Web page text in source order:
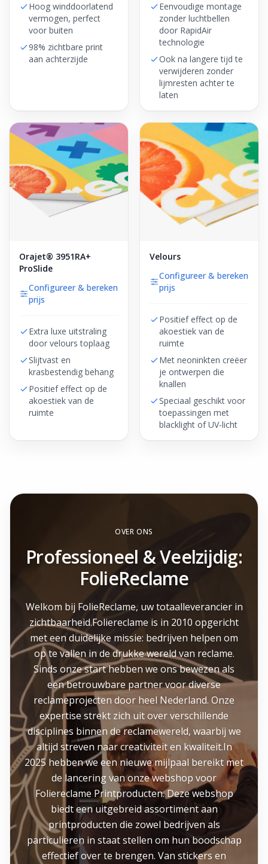
Hoog winddoorlatend
vermogen, perfect
voor buiten
98% zichtbare print
aan achterzijde
Eenvoudige montage
zonder luchtbellen
door RapidAir
technologie
Ook na langere tijd te
verwijderen zonder
lijmresten achter te
laten
Orajet® 3951RA+
ProSlide
Configureer & bereken
prijs
Extra luxe uitstraling
door velours toplaag
Slijtvast en
krasbestendig behang
Positief effect op de
akoestiek van de
ruimte
Velours
Configureer & bereken
prijs
Positief effect op de
akoestiek van de
ruimte
Met neoninkten creëer
je ontwerpen die
knallen
Speciaal geschikt voor
toepassingen met
blacklight of UV-licht
OVER ONS
Professioneel & Veelzijdig:
FolieReclame
Welkom bij FolieReclame, uw totaalleverancier in
zichtbaarheid.Foliereclame is in 2010 opgericht
met een duidelijke missie: bedrijven helpen om
op te vallen in de drukke wereld van reclame.
Sinds onze start hebben we ons bewezen als
een betrouwbare partner voor diverse
reclameprojecten door heel Nederland. Onze
expertise strekt zich uit over verschillende
disciplines binnen de reclamewereld, waarbij we
altijd streven naar creativiteit en kwaliteit.In
2025 hebben we een nieuwe mijlpaal bereikt met
de lancering van onze webshop voor
Foliereclame Printproducten. Deze webshop
biedt een uitgebreid assortiment aan
printproducten die zowel bedrijven als
particulieren in staat stellen om hun boodschap
effectief over te brengen. Van stickers en